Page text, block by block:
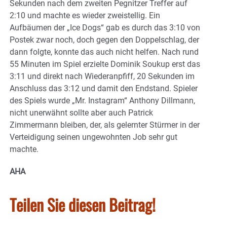
Sekunden nach dem zweiten Pegnitzer Treffer auf
2:10 und machte es wieder zweistellig. Ein
Aufbäumen der „Ice Dogs“ gab es durch das 3:10 von
Postek zwar noch, doch gegen den Doppelschlag, der
dann folgte, konnte das auch nicht helfen. Nach rund
55 Minuten im Spiel erzielte Dominik Soukup erst das
3:11 und direkt nach Wiederanpfiff, 20 Sekunden im
Anschluss das 3:12 und damit den Endstand. Spieler
des Spiels wurde „Mr. Instagram“ Anthony Dillmann,
nicht unerwähnt sollte aber auch Patrick
Zimmermann bleiben, der, als gelernter Stürmer in der
Verteidigung seinen ungewohnten Job sehr gut
machte.
AHA
Teilen Sie diesen Beitrag!